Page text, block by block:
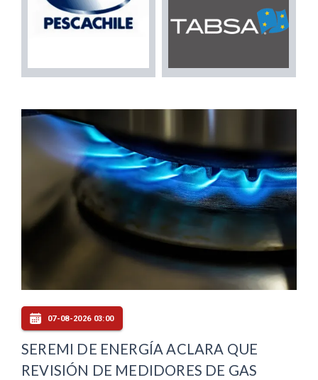
07-08-2026 03:00
SEREMI DE ENERGÍA ACLARA QUE
REVISIÓN DE MEDIDORES DE GAS